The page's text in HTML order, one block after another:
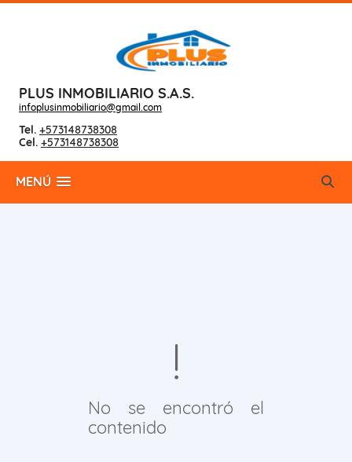
PLUS INMOBILIARIO S.A.S.
infoplusinmobiliario@gmail.com
Tel. +573148738308
Cel. +573148738308
MENÚ
No se encontró el
contenido